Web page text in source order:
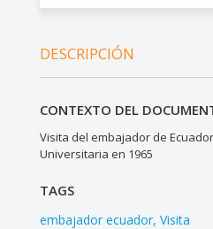
DESCRIPCIÓN
CONTEXTO DEL
Visita del embajador de
Universitaria en 1965
TAGS
embajador ecuador Visita